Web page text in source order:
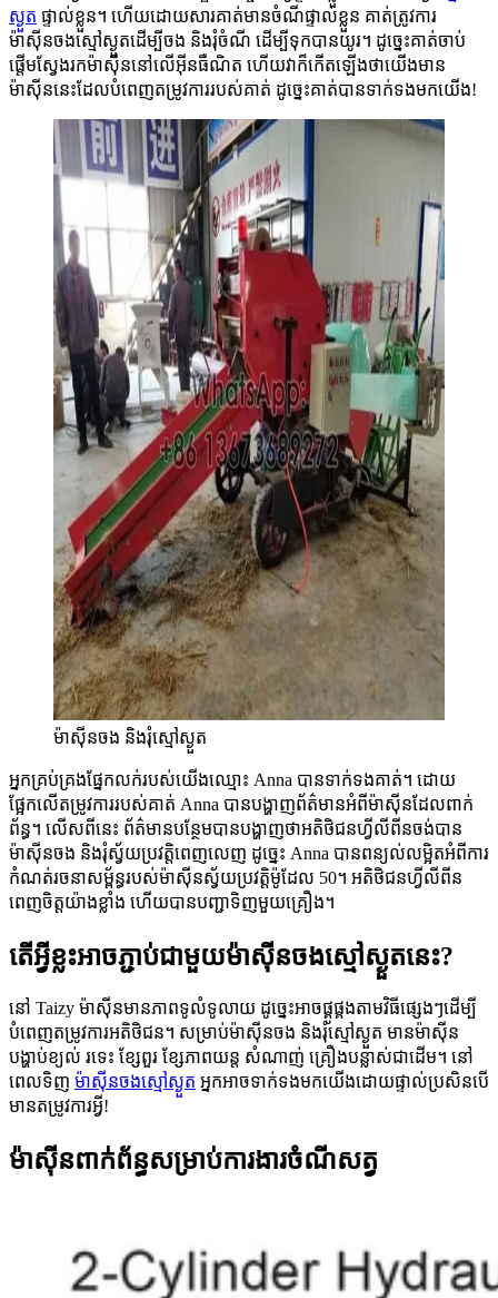
ស្ងួត ផ្ទាល់ខ្លួន។ ហើយដោយសារគាត់មានចំណីផ្ទាល់ខ្លួន គាត់ត្រូវការ
ម៉ាស៊ីនចងស្មៅស្ងួតដើម្បីចង និងរុំចំណី ដើម្បីទុកបានយូរ។ ដូច្នេះគាត់ចាប់
ផ្តើមស្វែងរកម៉ាស៊ីននៅលើអ៊ីនធឺណិត ហើយវាក៏កើតឡើងថាយើងមាន
ម៉ាស៊ីននេះដែលបំពេញតម្រូវការរបស់គាត់ ដូច្នេះគាត់បានទាក់ទងមកយើង!
ម៉ាស៊ីនចង និងរុំស្មៅស្ងួត
អ្នកគ្រប់គ្រងផ្នែកលក់របស់យើងឈ្មោះ Anna បានទាក់ទងគាត់។ ដោយ
ផ្អែកលើតម្រូវការរបស់គាត់ Anna បានបង្ហាញព័ត៌មានអំពីម៉ាស៊ីនដែលពាក់
ព័ន្ធ។ លើសពីនេះ ព័ត៌មានបន្ថែមបានបង្ហាញថាអតិថិជនហ្វីលីពីនចង់បាន
ម៉ាស៊ីនចង និងរុំស្វ័យប្រវត្តិពេញលេញ ដូច្នេះ Anna បានពន្យល់លម្អិតអំពីការ
កំណត់រចនាសម្ព័ន្ធរបស់ម៉ាស៊ីនស្វ័យប្រវត្តិម៉ូដែល 50។ អតិថិជនហ្វីលីពីន
ពេញចិត្តយ៉ាងខ្លាំង ហើយបានបញ្ជាទិញមួយគ្រឿង។
តើអ្វីខ្លះអាចភ្ជាប់ជាមួយម៉ាស៊ីនចងស្មៅស្ងួតនេះ?
នៅ Taizy ម៉ាស៊ីនមានភាពទូលំទូលាយ ដូច្នេះអាចផ្គូផ្គងតាមវិធីផ្សេងៗដើម្បី
បំពេញតម្រូវការអតិថិជន។ សម្រាប់ម៉ាស៊ីនចង និងរុំស្មៅស្ងួត មានម៉ាស៊ីន
បង្ហាប់ខ្យល់ រទេះ ខ្សែពួរ ខ្សែភាពយន្ត សំណាញ់ គ្រឿងបន្លាស់ជាដើម។ នៅ
ពេលទិញ ម៉ាស៊ីនចងស្មៅស្ងួត អ្នកអាចទាក់ទងមកយើងដោយផ្ទាល់ប្រសិនបើ
មានតម្រូវការអ្វី!
ម៉ាស៊ីនពាក់ព័ន្ធសម្រាប់ការងារចំណីសត្វ